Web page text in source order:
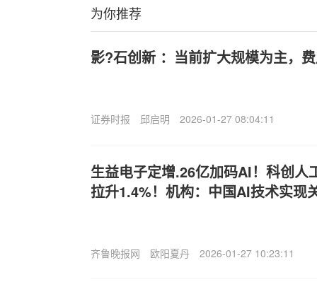
为你推荐
影?石创新 ：当前扩大规模为主，
证券时报 邱启明 2026-01-27 08:04:11
生益电子定增.26亿加码AI！科创人
拉升1.4%！机构：中国AI技术实现
齐鲁晚报网 欧阳夏丹 2026-01-27 10:23:11